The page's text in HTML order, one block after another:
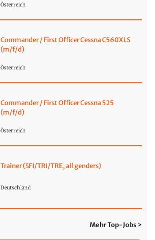
Österreich
Commander / First Officer Cessna C560XLS
(m/f/d)
Österreich
Commander / First Officer Cessna 525
(m/f/d)
Österreich
Trainer (SFI/TRI/TRE, all genders)
Deutschland
Mehr Top-Jobs >